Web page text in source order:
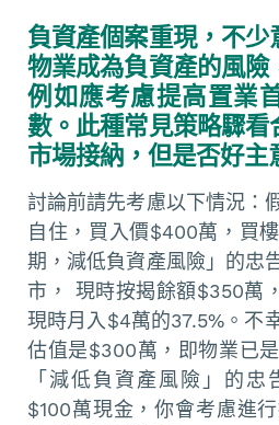
e
b
o
o
k
t
s
A
p
p
h
a
t
i
l
y
L
i
n
k
e
g
r
a
m
負資產個案重現，不少
物業成為負資產的風險
例如應考慮提高置業
數。此種常見策略驟看
市場接納，但是否好主
討論前請先考慮以下情況：
自住，買入價$400萬，買
期，減低負資產風險」的忠
市， 現時按揭餘額$350萬
現時月入$4萬的37.5%。不
估值是$300萬，即物業已
「減低負資產風險」的
$100萬現金，你會考慮進